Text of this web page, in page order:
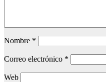
Nombre *
Correo electrónico *
Web